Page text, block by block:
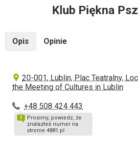
Klub Piękna
Opis Opinie
20-001, Lublin, Plac Teatralny,
the Meeting of Cultures in Lublin
+48 508 424 443
Prosimy, powiedz, że
znalazłeś numer na
stronie 4881.pl